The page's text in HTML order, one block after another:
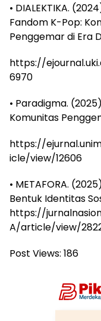
• DIALEKTIKA.
Fandom K-Pop:
Penggemar di Era
https://
6970
• Paradigma.
Komunitas
https://
icle/view/12606
• METAFORA.
Bentuk Identitas
https://
A/article/view/
Post Views: 186